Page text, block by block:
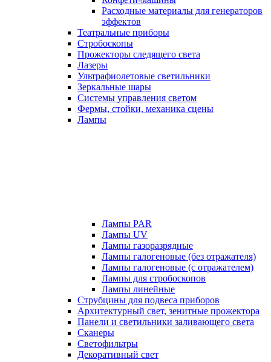
Расходные материалы для генераторов
эффектов
Театральные приборы
Стробоскопы
Прожекторы следящего света
Лазеры
Ультрафиолетовые светильники
Зеркальные шары
Системы управления светом
Фермы, стойки, механика сцены
Лампы
Лампы PAR
Лампы UV
Лампы газоразрядные
Лампы галогеновые (без отражателя)
Лампы галогеновые (с отражателем)
Лампы для стробоскопов
Лампы линейные
Струбцины для подвеса приборов
Архитектурный свет, зенитные прожектора
Панели и светильники заливающего света
Сканеры
Светофильтры
Декоративный свет